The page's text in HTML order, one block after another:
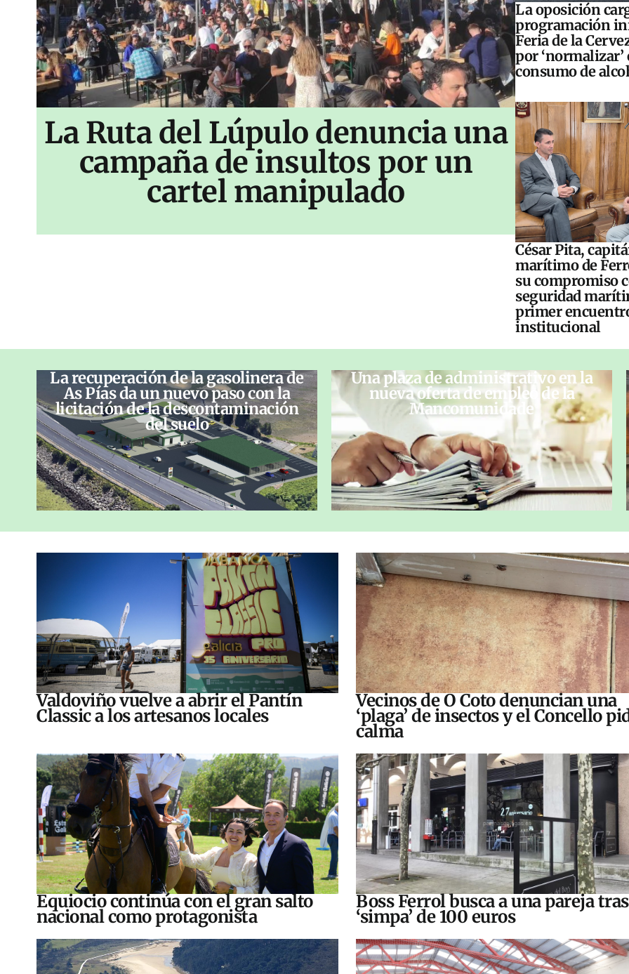
La Ruta del Lúpulo denuncia una
campaña de insultos por un
cartel manipulado
La oposición
programación
Feria de la
por ‘normalizar’
consumo de
César Pita,
marítimo de
su compromiso
seguridad
primer
institucional
La recuperación de la gasolinera de
As Pías da un nuevo paso con la
licitación de la descontaminación
del suelo
Una plaza de administrativo en la
nueva oferta de empleo de la
Mancomunidade
Valdoviño vuelve a abrir el Pantín
Classic a los artesanos locales
Vecinos de O Coto denuncian una
‘plaga’ de insectos y el Concello
calma
Equiocio continúa con el gran salto
nacional como protagonista
Boss Ferrol busca a una pareja
‘simpa’ de 100 euros